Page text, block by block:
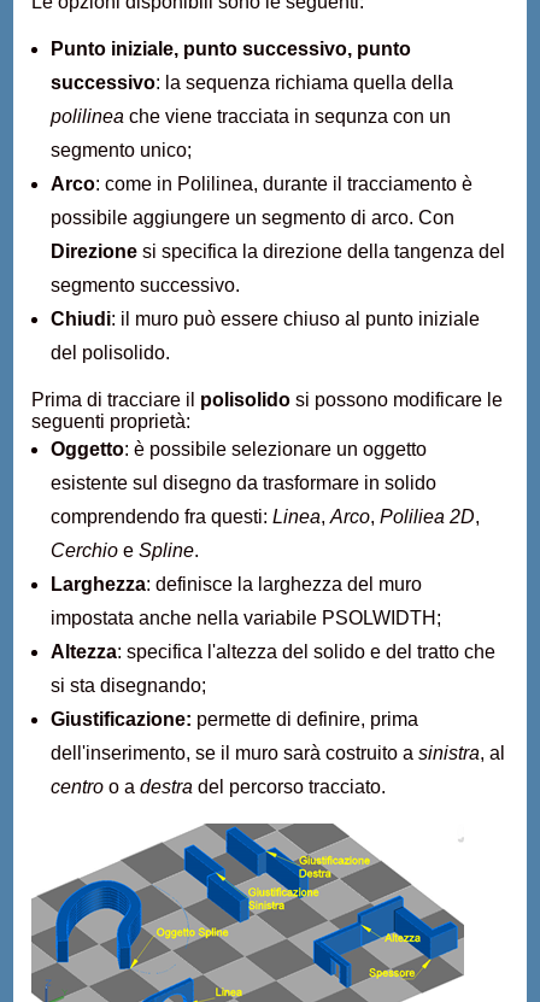
Punto iniziale, punto successivo, punto
successivo: la sequenza richiama quella della
polilinea che viene tracciata in sequnza con un
segmento unico;
Arco: come in Polilinea, durante il tracciamento è
possibile aggiungere un segmento di arco. Con
Direzione si specifica la direzione della tangenza del
segmento successivo.
Chiudi: il muro può essere chiuso al punto iniziale
del polisolido.
Prima di tracciare il polisolido si possono modificare le
seguenti proprietà:
Oggetto: è possibile selezionare un oggetto
esistente sul disegno da trasformare in solido
comprendendo fra questi:Linea,Arco,Poliliea 2D,
Cerchio eSpline.
Larghezza: definisce la larghezza del muro
impostata anche nella variabile PSOLWIDTH;
Altezza: specifica l'altezza del solido e del tratto che
si sta disegnando;
Giustificazione: permette di definire, prima
dell'inserimento, se il muro sarà costruito asinistra, al
centro o adestra del percorso tracciato.